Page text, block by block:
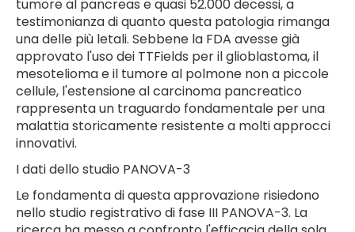
tumore al pancreas e quasi 52.000 decessi, a
testimonianza di quanto questa patologia rimanga
una delle più letali. Sebbene la FDA avesse già
approvato l'uso dei TTFields per il glioblastoma, il
mesotelioma e il tumore al polmone non a piccole
cellule, l'estensione al carcinoma pancreatico
rappresenta un traguardo fondamentale per una
malattia storicamente resistente a molti approcci
innovativi.
I dati dello studio PANOVA-3
Le fondamenta di questa approvazione risiedono
nello studio registrativo di fase III PANOVA-3. La